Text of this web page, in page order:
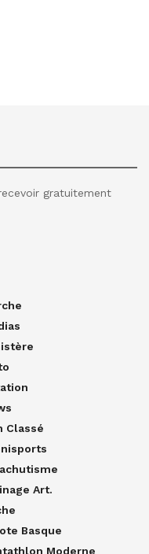
gratuitement
Classé
Art.
Basque
Moderne